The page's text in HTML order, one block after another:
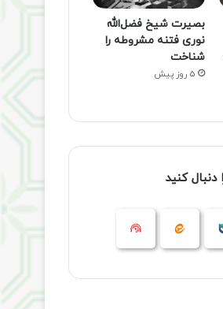
بصیرت شیخ فضل‌الله
نوری فتنه مشروطه را
شناخت
5 روز پیش
دنبال کنید
ایتا